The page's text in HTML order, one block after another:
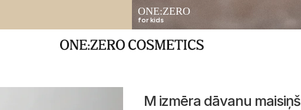
ONE:ZERO
for kids
M izmēra dāvanu maisiņš